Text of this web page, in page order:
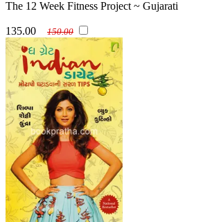
The 12 Week Fitness Project ~ Gujarati
135.00 150.00